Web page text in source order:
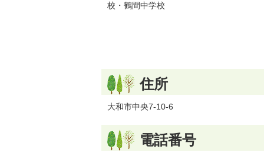
校・鶴間中学校
住所
大和市中央7-10-6
電話番号